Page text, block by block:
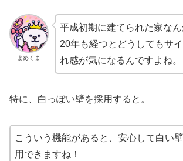
よめくま
平成初期に建てられた家なん
20年も経つとどうしてもサ
れ感が気になるんですよね。
特に、白っぽい壁を採用すると。
こういう機能があると、安心して白い
用できますね！